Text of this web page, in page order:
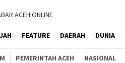
FEATURE DAERAH DUNIA
PEMERINTAH ACEH NASIONAL